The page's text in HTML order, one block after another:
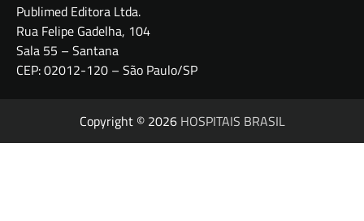
Publimed Editora Ltda.
Rua Felipe Gadelha, 104
Sala 55 – Santana
CEP: 02012-120 – São Paulo/SP
Copyright © 2026 HOSPITAIS BRASIL